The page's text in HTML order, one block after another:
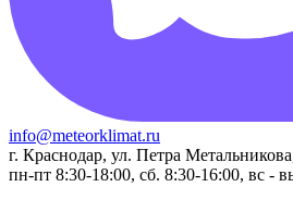
info@meteorklimat.ru
г. Краснодар, ул. Петра
пн-пт 8:30-18:00, сб. 8:30-16:00, вс -